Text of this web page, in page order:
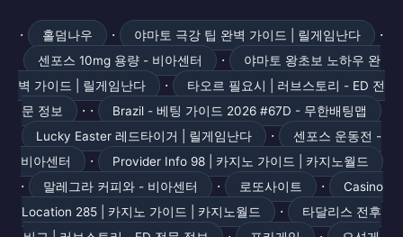
· 홀덤나우 · 야마토 극강 팁 완벽 가이드 | 릴게임난다 ·
센포스 10mg 용량 - 비아센터 ·
야마토 왕초보 노하우 완
벽 가이드 | 릴게임난다
·
타오르 필요시 | 러브스토리 - ED 전
문 정보
· ·
Brazil - 베팅 가이드 2026 #67D - 무한배팅맵
Lucky Easter 레드타이거 | 릴게임난다
·
센포스 운동전 -
비아센터
· Provider Info 98 | 카지노 가이드 | 카지노월드
· 말레그라 커피와 - 비아센터 · 로또사이트 ·
Casino
Location 285 | 카지노 가이드 | 카지노월드
·
타달리스 전후